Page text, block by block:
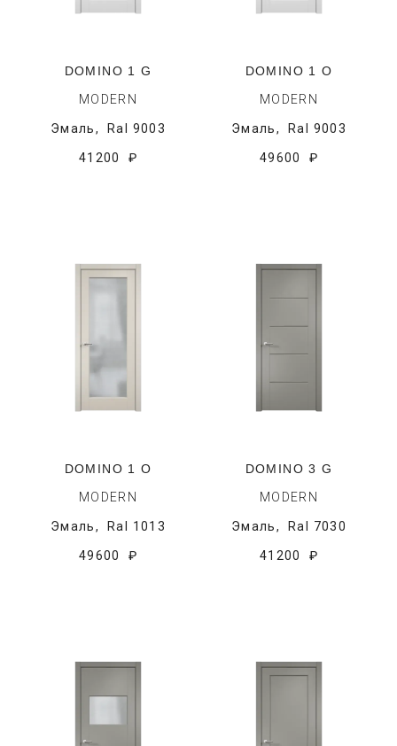
DOMINO 1 G
MODERN
Эмаль, Ral 9003
41200 ₽
DOMINO 1 O
MODERN
Эмаль, Ral 9003
49600 ₽
DOMINO 1 O
MODERN
Эмаль, Ral 1013
49600 ₽
DOMINO 3 G
MODERN
Эмаль, Ral 7030
41200 ₽